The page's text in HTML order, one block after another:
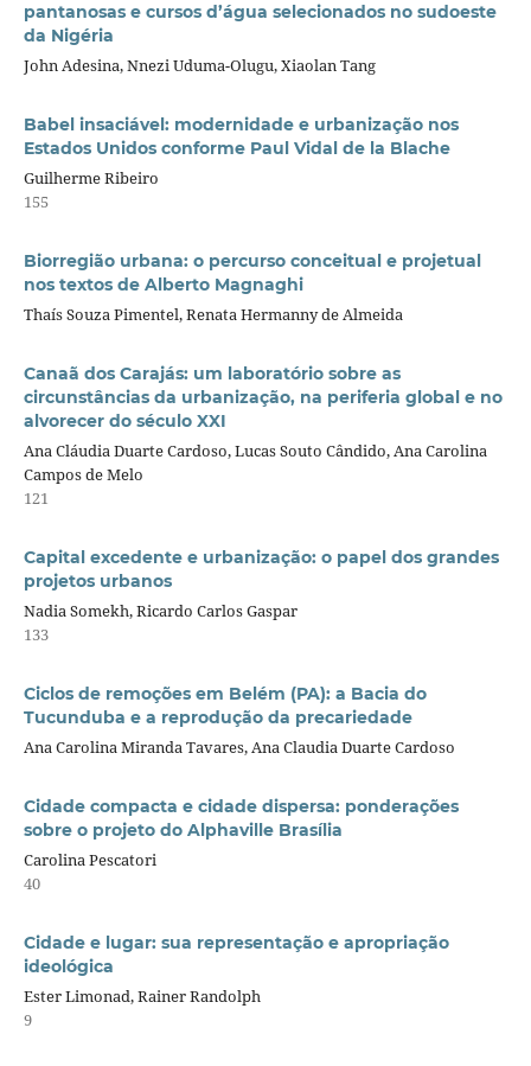
pantanosas e cursos d’água selecionados no sudoeste
da Nigéria
John Adesina, Nnezi Uduma-Olugu, Xiaolan Tang
Babel insaciável: modernidade e urbanização nos
Estados Unidos conforme Paul Vidal de la Blache
Guilherme Ribeiro
155
Biorregião urbana: o percurso conceitual e projetual
nos textos de Alberto Magnaghi
Thaís Souza Pimentel, Renata Hermanny de Almeida
Canaã dos Carajás: um laboratório sobre as
circunstâncias da urbanização, na periferia global e no
alvorecer do século XXI
Ana Cláudia Duarte Cardoso, Lucas Souto Cândido, Ana Carolina
Campos de Melo
121
Capital excedente e urbanização: o papel dos grandes
projetos urbanos
Nadia Somekh, Ricardo Carlos Gaspar
133
Ciclos de remoções em Belém (PA): a Bacia do
Tucunduba e a reprodução da precariedade
Ana Carolina Miranda Tavares, Ana Claudia Duarte Cardoso
Cidade compacta e cidade dispersa: ponderações
sobre o projeto do Alphaville Brasília
Carolina Pescatori
40
Cidade e lugar: sua representação e apropriação
ideológica
Ester Limonad, Rainer Randolph
9